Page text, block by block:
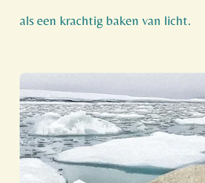
als een krachtig baken van licht.